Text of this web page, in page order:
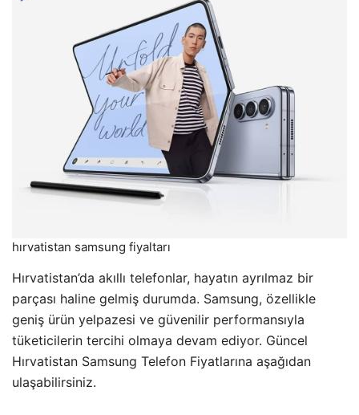
hırvatistan samsung fiyaltarı
Hırvatistan’da akıllı telefonlar, hayatın ayrılmaz bir
parçası haline gelmiş durumda. Samsung, özellikle
geniş ürün yelpazesi ve güvenilir performansıyla
tüketicilerin tercihi olmaya devam ediyor. Güncel
Hırvatistan Samsung Telefon Fiyatlarına aşağıdan
ulaşabilirsiniz.